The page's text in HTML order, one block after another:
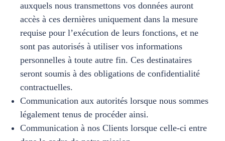
auxquels nous transmettons vos données auront
accès à ces dernières uniquement dans la mesure
requise pour l’exécution de leurs fonctions, et ne
sont pas autorisés à utiliser vos informations
personnelles à toute autre fin. Ces destinataires
seront soumis à des obligations de confidentialité
contractuelles.
Communication aux autorités lorsque nous sommes
légalement tenus de procéder ainsi.
Communication à nos Clients lorsque celle-ci entre